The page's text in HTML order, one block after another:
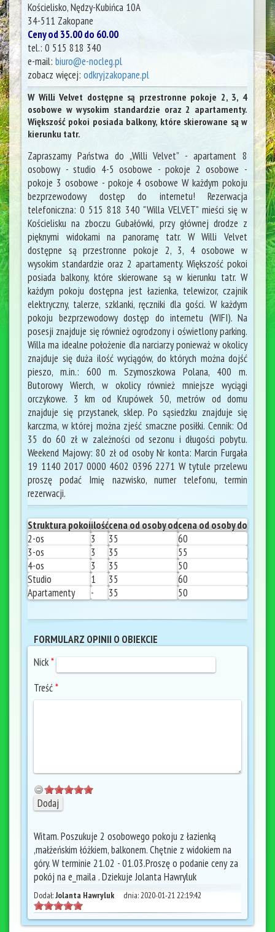
Kościelisko, Nędzy-Kubińca 10A
34-511 Zakopane
Ceny od 35.00 do 60.00
tel.: 0 515 818 340
e-mail: biuro@e-nocleg.pl
zobacz więcej: odkryjzakopane.pl
W Willi Velvet dostępne są przestronne pokoje 2, 3, 4
osobowe w wysokim standardzie oraz 2 apartamenty.
Większość pokoi posiada balkony, które skierowane są w
kierunku tatr.
Zapraszamy Państwa do „Willi Velvet” - apartament 8
osobowy - studio 4-5 osobowe - pokoje 2 osobowe -
pokoje 3 osobowe - pokoje 4 osobowe W każdym pokoju
bezprzewodowy dostęp do internetu! Rezerwacja
telefoniczna: 0 515 818 340 "Willa VELVET" mieści się w
Kościelisku na zboczu Gubałówki, przy głównej drodze z
pięknymi widokami na panoramę tatr. W Willi Velvet
dostępne są przestronne pokoje 2, 3, 4 osobowe w
wysokim standardzie oraz 2 apartamenty. Większość pokoi
posiada balkony, które skierowane są w kierunku tatr. W
każdym pokoju dostępna jest łazienka, telewizor, czajnik
elektryczny, talerze, szklanki, ręczniki dla gości. W każdym
pokoju bezprzewodowy dostęp do internetu (WIFI). Na
posesji znajduje się również ogrodzony i oświetlony parking.
Willa ma idealne położenie dla narciarzy ponieważ w okolicy
znajduje się duża ilość wyciągów, do których można dojść
pieszo, m.in.: 600 m. Szymoszkowa Polana, 400 m.
Butorowy Wierch, w okolicy również mniejsze wyciągi
orczykowe. 3 km od Krupówek 50, metrów od domu
znajduje się przystanek, sklep. Po sąsiedzku znajduje się
karczma, w której można zjeść smaczne posiłki. Cennik: Od
35 do 60 zł w zależności od sezonu i długości pobytu.
Weekend Majowy: 80 zł od osoby Nr konta: Marcin Furgała
19 1140 2017 0000 4602 0396 2271 W tytule przelewu
proszę podać Imię nazwisko, numer telefonu, termin
rezerwacji.
Struktura pokoiilośćcena od osoby odcena od osoby do
2-os
3 35
60
3-os
3 35
55
4-os
3 35
50
Studio
1 35
60
Apartamenty
- 35 50
FORMULARZ OPINII O OBIEKCIE
Nick*
Treść*
Witam. Poszukuje 2 osobowego pokoju z łazienką
,małżeńskim łóżkiem, balkonem. Chętnie z widokiem na
góry. W terminie 21.02 - 01.03.Proszę o podanie ceny za
pokój na e_maila . Dziekuje Jolanta Hawryluk
Dodał:Jolanta Hawryluk dnia:2020-01-21 22:19:42